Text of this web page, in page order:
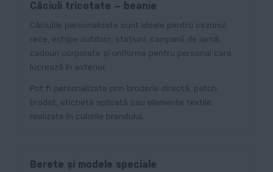
Căciuli tricotate – beanie
Căciulile personalizate sunt ideale pentru sezonul
rece, echipe outdoor, stațiuni, campanii de iarnă,
cadouri corporate și uniforme pentru personal care
lucrează în exterior.
Pot fi personalizate prin broderie directă, patch
brodat, etichetă aplicată sau elemente textile
realizate în culorile brandului.
Berete și modele speciale